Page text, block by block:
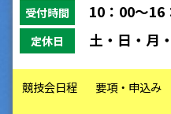
受付時間 10：00～16
定休日 土・日・月
競技会日程 要項・申込み